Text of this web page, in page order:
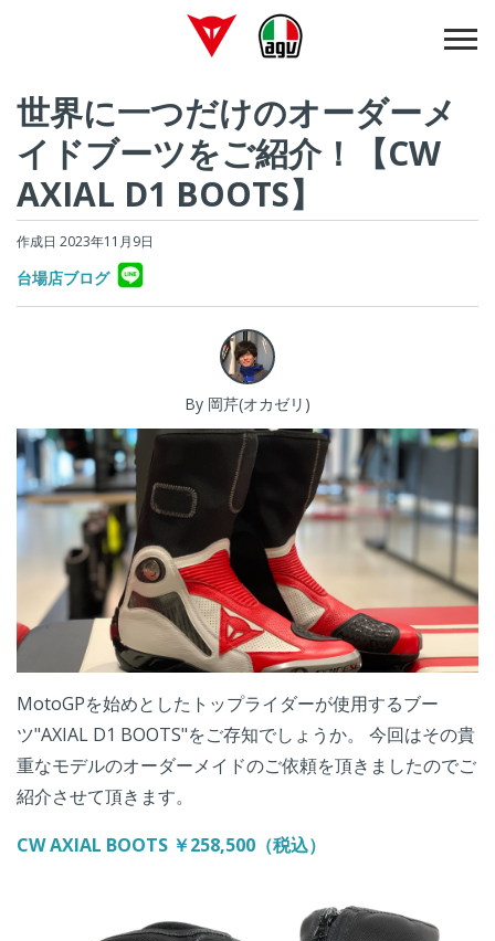
世界に一つだけのオーダーメ
イドブーツをご紹介！【CW
AXIAL D1 BOOTS】
作成日 2023年11月9日
台場店ブログ
By 岡芹(オカゼリ)
MotoGPを始めとしたトップライダーが使用するブー
ツ"AXIAL D1 BOOTS"をご存知でしょうか。 今回はその貴
重なモデルのオーダーメイドのご依頼を頂きましたのでご
紹介させて頂きます。
CW AXIAL BOOTS ￥258,500（税込）